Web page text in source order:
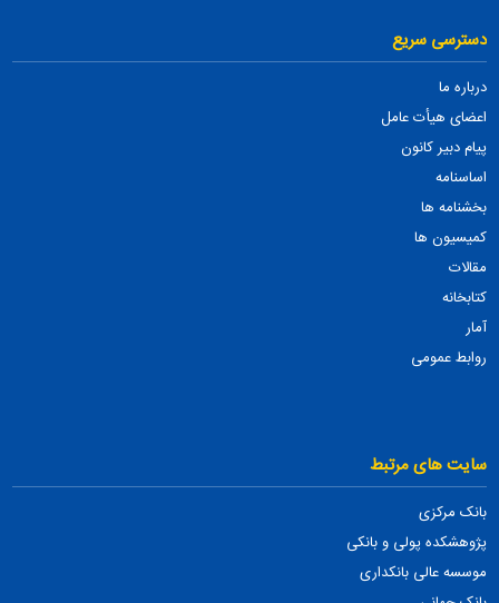
دسترسی سریع
درباره ما
اعضای هیأت عامل
پیام دبیر کانون
اساسنامه
بخشنامه ها
کمیسیون ها
مقالات
کتابخانه
آمار
روابط عمومی
سایت های مرتبط
بانک مرکزی
پژوهشکده پولی و بانکی
موسسه عالی بانکداری